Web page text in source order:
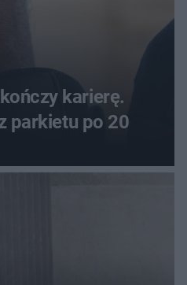
karierę.
parkietu po 20